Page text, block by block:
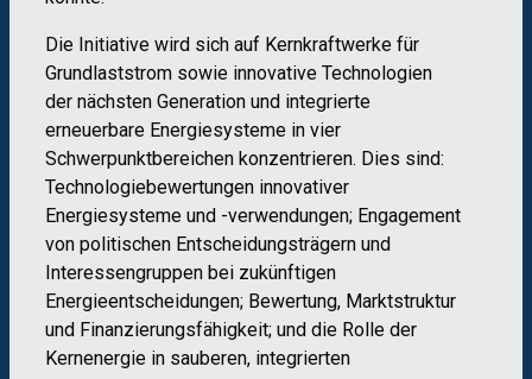
Die Initiative wird sich auf Kernkraftwerke für
Grundlaststrom sowie innovative Technologien
der nächsten Generation und integrierte
erneuerbare Energiesysteme in vier
Schwerpunktbereichen konzentrieren. Dies sind:
Technologiebewertungen innovativer
Energiesysteme und -verwendungen; Engagement
von politischen Entscheidungsträgern und
Interessengruppen bei zukünftigen
Energieentscheidungen; Bewertung, Marktstruktur
und Finanzierungsfähigkeit; und die Rolle der
Kernenergie in sauberen, integrierten